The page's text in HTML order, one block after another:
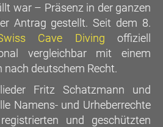
war – Präsenz in der ganzen
Antrag gestellt. Seit dem 8.
Cave Diving offiziell
vergleichbar mit einem
nach deutschem Recht.
Fritz Schatzmann und
Namens- und Urheberrechte
und geschützten